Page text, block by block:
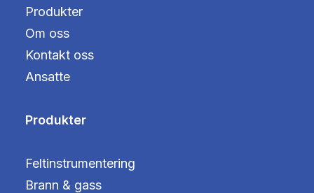
Produkter
Om oss
Kontakt oss
Ansatte
Produkter
Feltinstrumentering
Brann & gass